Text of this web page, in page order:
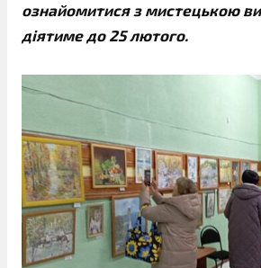
ознайомитися з мистецькою
діятиме до 25 лютого.